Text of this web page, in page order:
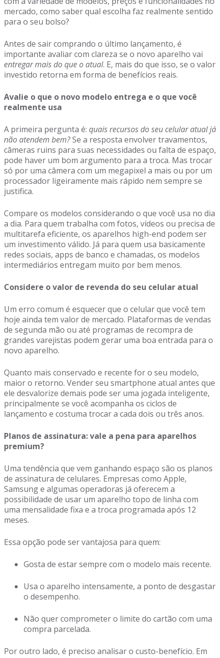
mercado, como saber qual escolha faz realmente sentido
para o seu bolso?
Antes de sair comprando o último lançamento, é
importante avaliar com clareza se o novo aparelho vai
entregar mais do que o atual. E, mais do que isso, se o valor
investido retorna em forma de benefícios reais.
Avalie o que o novo modelo entrega e o que você
realmente usa
A primeira pergunta é: quais recursos do seu celular atual já
não atendem bem?Se a resposta envolver travamentos,
câmeras ruins para suas necessidades ou falta de espaço,
pode haver um bom argumento para a troca. Mas trocar
só por uma câmera com um megapixel a mais ou por um
processador ligeiramente mais rápido nem sempre se
justifica.
Compare os modelos considerando o que você usa no dia
a dia. Para quem trabalha com fotos, vídeos ou precisa de
multitarefa eficiente, os aparelhos high-end podem ser
um investimento válido. Já para quem usa basicamente
redes sociais, apps de banco e chamadas, os modelos
intermediários entregam muito por bem menos.
Considere o valor de revenda do seu celular atual
Um erro comum é esquecer que o celular que você tem
hoje ainda tem valor de mercado. Plataformas de vendas
de segunda mão ou até programas de recompra de
grandes varejistas podem gerar uma boa entrada para o
novo aparelho.
Quanto mais conservado e recente for o seu modelo,
maior o retorno. Vender seu smartphone atual antes que
ele desvalorize demais pode ser uma jogada inteligente,
principalmente se você acompanha os ciclos de
lançamento e costuma trocar a cada dois ou três anos.
Planos de assinatura: vale a pena para aparelhos
premium?
Uma tendência que vem ganhando espaço são os planos
de assinatura de celulares. Empresas como Apple,
Samsung e algumas operadoras já oferecem a
possibilidade de usar um aparelho topo de linha com
uma mensalidade fixa e a troca programada após 12
meses.
Essa opção pode ser vantajosa para quem:
Gosta de estar sempre com o modelo mais recente.
Usa o aparelho intensamente, a ponto de desgastar
o desempenho.
Não quer comprometer o limite do cartão com uma
compra parcelada.
Por outro lado, é preciso analisar o custo-benefício. Em